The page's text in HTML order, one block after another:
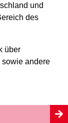
und
des
über
andere